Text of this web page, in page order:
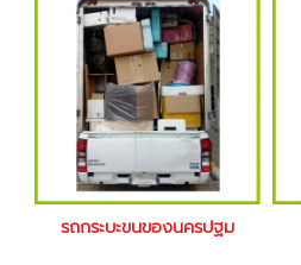
รถกระบะขนของนครปฐม